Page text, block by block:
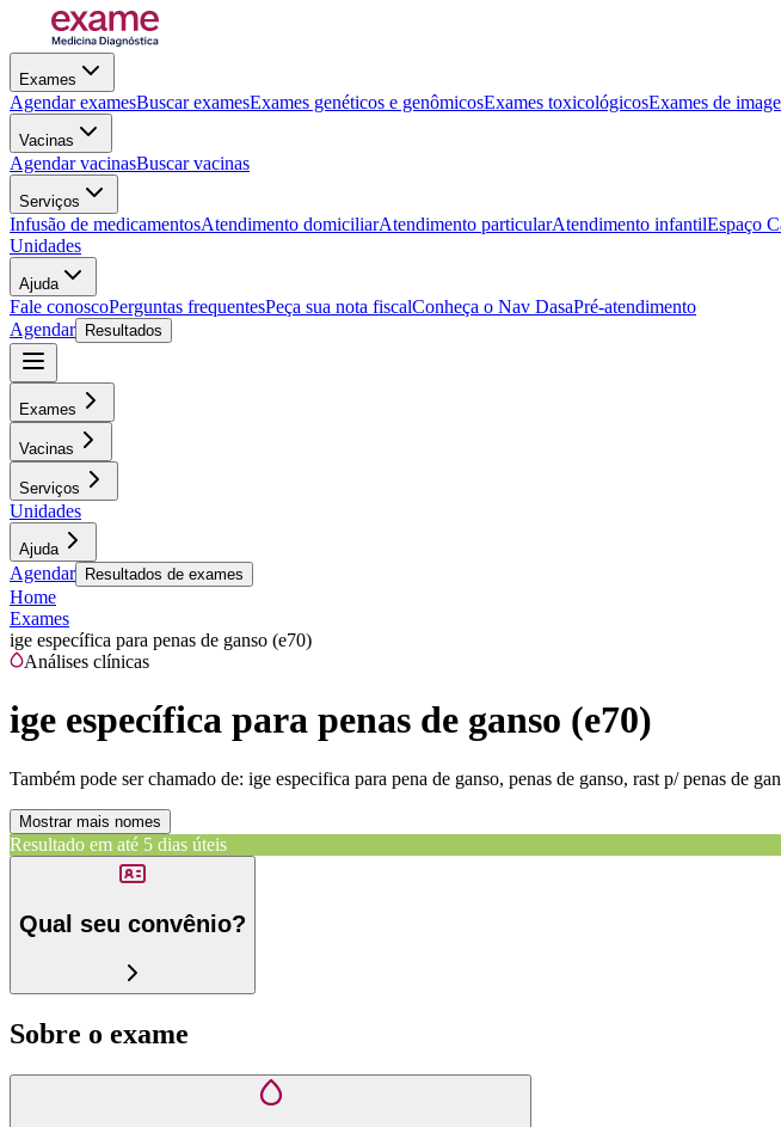
Exames
Agendar examesBuscar examesExames genéticos e genômicosExames toxicológicosExames de
Vacinas
Agendar vacinasBuscar vacinas
Serviços
Infusão de medicamentosAtendimento domiciliarAtendimento particularAtendimento infantilEspaço
Unidades
Ajuda
Fale conoscoPerguntas frequentesPeça sua nota fiscalConheça o Nav DasaPré-atendimento
Agendar
Resultados
Exames
Vacinas
Serviços
Unidades
Ajuda
Agendar Resultados de exames
Home
Exames
ige específica para penas de ganso (e70)
Análises clínicas
ige específica para penas de ganso (e70)
Também pode ser chamado de: ige especifica para pena de ganso, penas de ganso, rast p/ penas de
Mostrar mais nomes
Resultado em até 5 dias úteis
Qual seu convênio?
Sobre o exame